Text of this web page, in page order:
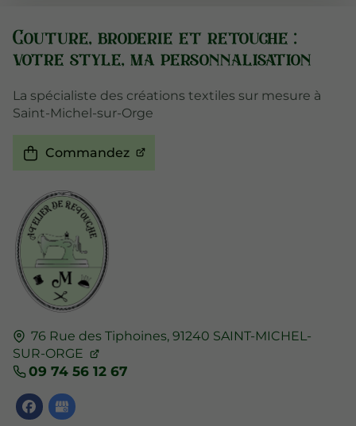
76 Rue des Tiphoines, 91240 SAINT-MICHEL-
SUR-ORGE
09 74 56 12 67
Couture, broderie et retouche :
votre style, ma personnalisation
La spécialiste des créations textiles sur mesure à
Saint-Michel-sur-Orge
Commandez